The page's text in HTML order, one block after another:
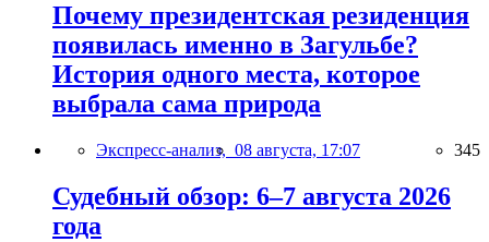
Почему президентская резиденция
появилась именно в Загульбе?
История одного места, которое
выбрала сама природа
Экспресс-анализ, 08 августа, 17:07 345
Судебный обзор: 6–7 августа 2026
года